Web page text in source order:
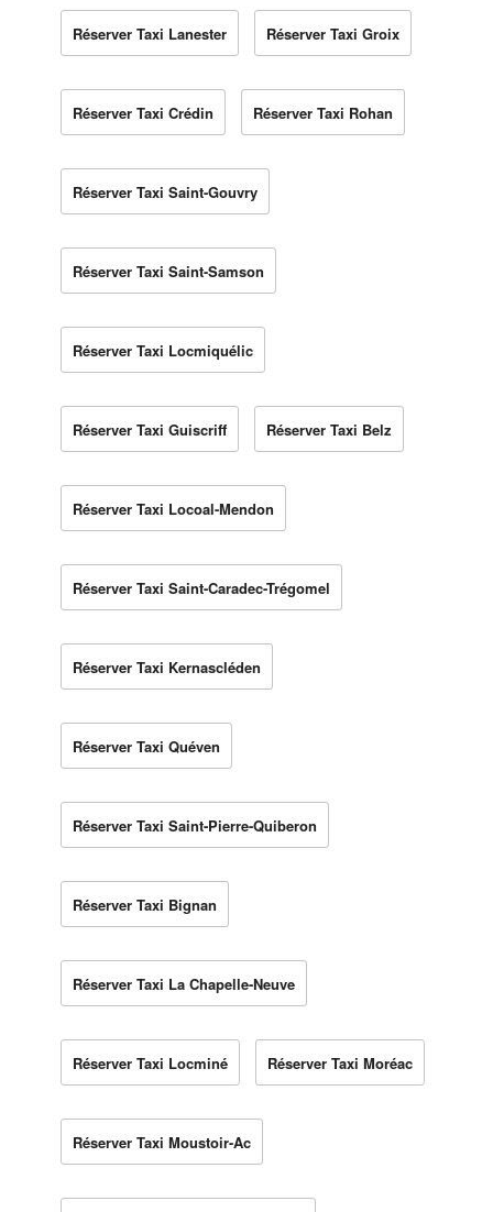
Réserver Taxi Lanester Réserver Taxi Groix
Réserver Taxi Crédin Réserver Taxi Rohan
Réserver Taxi Saint-Gouvry
Réserver Taxi Saint-Samson
Réserver Taxi Locmiquélic
Réserver Taxi Guiscriff Réserver Taxi Belz
Réserver Taxi Locoal-Mendon
Réserver Taxi Saint-Caradec-Trégomel
Réserver Taxi Kernascléden
Réserver Taxi Quéven
Réserver Taxi Saint-Pierre-Quiberon
Réserver Taxi Bignan
Réserver Taxi La Chapelle-Neuve
Réserver Taxi Locminé Réserver Taxi Moréac
Réserver Taxi Moustoir-Ac